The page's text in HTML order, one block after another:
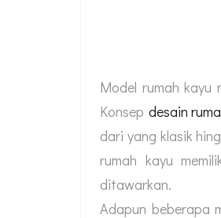
Model rumah kayu
Konsepdesain
dari yang klasik
rumah kayu
ditawarkan.
Adapun beberapa